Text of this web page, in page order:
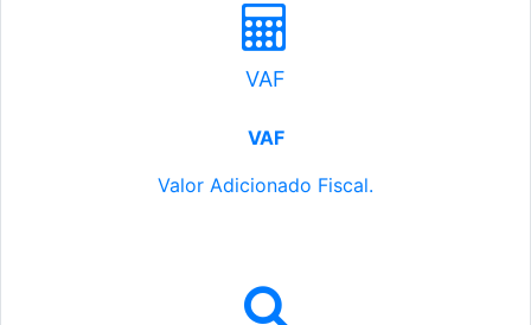
VAF
VAF
Valor Adicionado Fiscal.